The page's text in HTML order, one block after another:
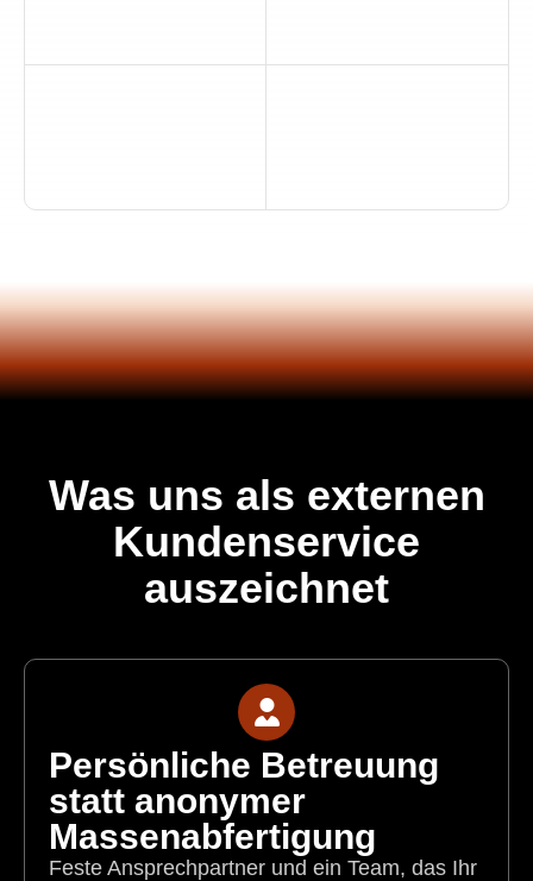
Was uns als externen
Kundenservice
auszeichnet
Persönliche Betreuung
statt anonymer
Massenabfertigung
Feste Ansprechpartner und ein Team, das Ihr